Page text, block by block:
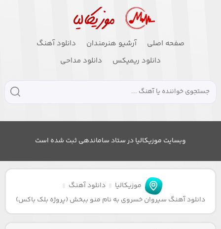
صفحه اصلی آرشیو هنرمندان
دانلود آهنگ
دانلود ریمیکس
دانلود مداحی
وبسایت موزیکالیا در ستاد ساماندهی ثبت شده است
موزیکالیا
دانلود آهنگ
دانلود آهنگ سیروان خسروی به نام منو ببخش (پروژه بلک باکس)